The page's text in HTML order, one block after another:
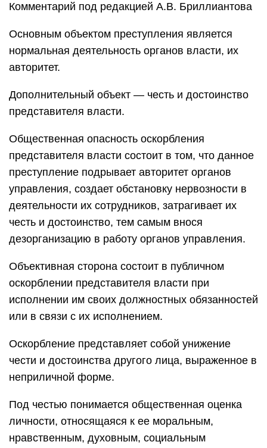
Комментарий под редакцией А.В. Бриллиантова
Основным объектом преступления является
нормальная деятельность органов власти, их
авторитет.
Дополнительный объект — честь и достоинство
представителя власти.
Общественная опасность оскорбления
представителя власти состоит в том, что данное
преступление подрывает авторитет органов
управления, создает обстановку нервозности в
деятельности их сотрудников, затрагивает их
честь и достоинство, тем самым внося
дезорганизацию в работу органов управления.
Объективная сторона состоит в публичном
оскорблении представителя власти при
исполнении им своих должностных обязанностей
или в связи с их исполнением.
Оскорбление представляет собой унижение
чести и достоинства другого лица, выраженное в
неприличной форме.
Под честью понимается общественная оценка
личности, относящаяся к ее моральным,
нравственным, духовным, социальным